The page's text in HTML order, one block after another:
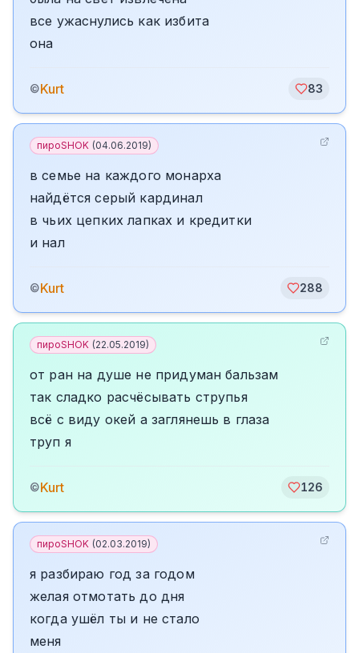
все ужаснулись как избита
она
©Kurt 83
пироSHOK (04.06.2019)
в семье на каждого монарха
найдётся серый кардинал
в чьих цепких лапках и кредитки
и нал
©Kurt 288
пироSHOK (22.05.2019)
от ран на душе не придуман бальзам
так сладко расчёсывать струпья
всё с виду окей а заглянешь в глаза
труп я
©Kurt 126
пироSHOK (02.03.2019)
я разбираю год за годом
желая отмотать до дня
когда ушёл ты и не стало
меня